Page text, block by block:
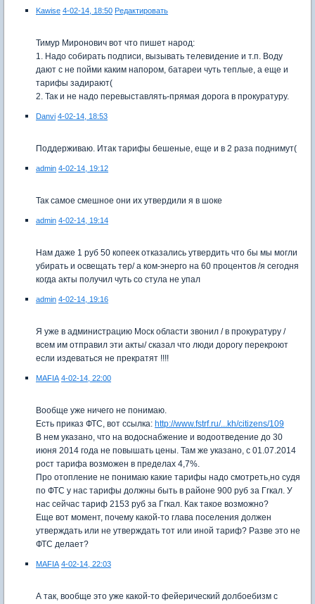
Kawise 4-02-14, 18:50 Редактировать
Тимур Миронович вот что пишет народ:
1. Надо собирать подписи, вызывать телевидение и т.п. Воду
дают с не пойми каким напором, батареи чуть теплые, а еще и
тарифы задирают(
2. Так и не надо перевыставлять-прямая дорога в прокуратуру.
Danvi 4-02-14, 18:53
Поддерживаю. Итак тарифы бешеные, еще и в 2 раза поднимут(
admin 4-02-14, 19:12
Так самое смешное они их утвердили я в шоке
admin 4-02-14, 19:14
Нам даже 1 руб 50 копеек отказались утвердить что бы мы могли
убирать и освещать тер/ а ком-энерго на 60 процентов /я сегодня
когда акты получил чуть со стула не упал
admin 4-02-14, 19:16
Я уже в администрацию Моск области звонил / в прокуратуру /
всем им отправил эти акты/ сказал что люди дорогу перекроют
если издеваться не прекратят !!!!
MAFIA 4-02-14, 22:00
Вообще уже ничего не понимаю.
Есть приказ ФТС, вот ссылка: http://www.fstrf.ru/...kh/citizens/109
В нем указано, что на водоснабжение и водоотведение до 30
июня 2014 года не повышать цены. Там же указано, с 01.07.2014
рост тарифа возможен в пределах 4,7%.
Про отопление не понимаю какие тарифы надо смотреть,но судя
по ФТС у нас тарифы должны быть в районе 900 руб за Ггкал. У
нас сейчас тариф 2153 руб за Ггкал. Как такое возможно?
Еще вот момент, почему какой-то глава поселения должен
утверждать или не утверждать тот или иной тариф? Разве это не
ФТС делает?
MAFIA 4-02-14, 22:03
А так, вообще это уже какой-то фейерический долбоебизм с